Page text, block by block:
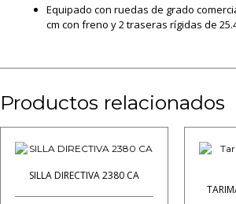
Equipado con ruedas de grado
cm con freno y 2 traseras rígidas de
Productos relacionados
SILLA DIRECTIVA 2380 CA